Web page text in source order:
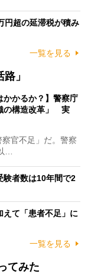
円超の延滞税が積み
一覧を見る
」
かかるか？】警察庁
の構造改革」 実
官不足」だ。警察
…
験者数は10年間で2
えて「患者不足」に
一覧を見る
てみた